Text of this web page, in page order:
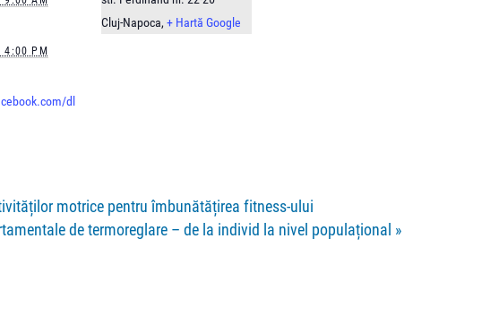
4:00 PM
dl
Cluj-Napoca, + Hartă Google
motrice pentru îmbunătățirea fitness-ului
de termoreglare – de la individ la nivel populațional »